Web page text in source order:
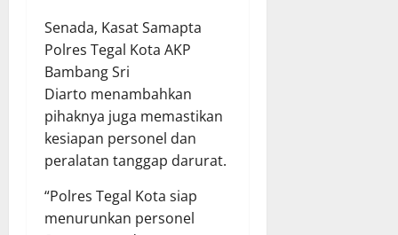
Senada, Kasat Samapta
Polres Tegal Kota AKP
Bambang Sri
Diarto menambahkan
pihaknya juga memastikan
kesiapan personel dan
peralatan tanggap darurat.
“Polres Tegal Kota siap
menurunkan personel